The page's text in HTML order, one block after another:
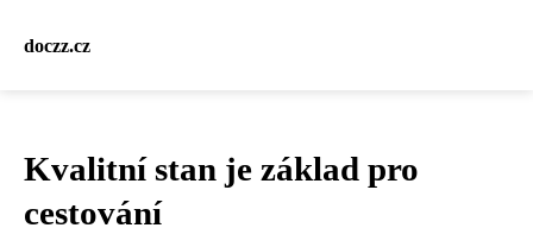
doczz.cz
Kvalitní stan je základ pro
cestování